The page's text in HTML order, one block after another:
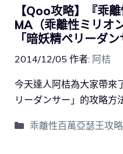
【Qoo攻略】『乖
MA（乖離性ミリオ
「暗妖精ペリーダ
2014/12/05 作者: 阿桔
今天達人阿桔為大家帶來
リーダンサー」的攻略方
乖離性百萬亞瑟王攻略